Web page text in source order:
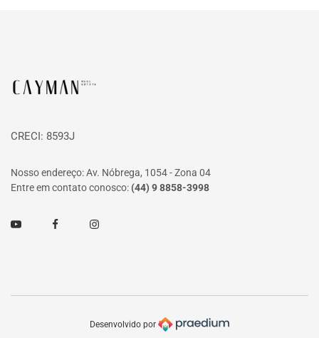
Página inicial
CRECI: 8593J
Nosso endereço: Av. Nóbrega, 1054 - Zona 04
Entre em contato conosco: (44) 9 8858-3998
Youtube FacebookInstagram
Desenvolvido por